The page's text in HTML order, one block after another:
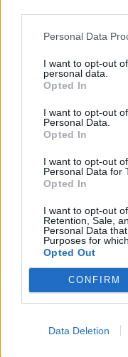
Personal Data
I want to opt-out
personal data.
Opted In
I want to opt-out
Personal Data.
Opted In
I want to opt-out
Personal Data for
Opted In
I want to opt-out
Retention, Sale,
Personal Data
Purposes for
Opted Out
CONFIRM
Data Deletion
Unirse a la
Puedes publicar ahora